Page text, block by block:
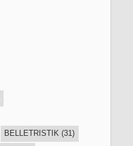
BELLETRISTIK (31)